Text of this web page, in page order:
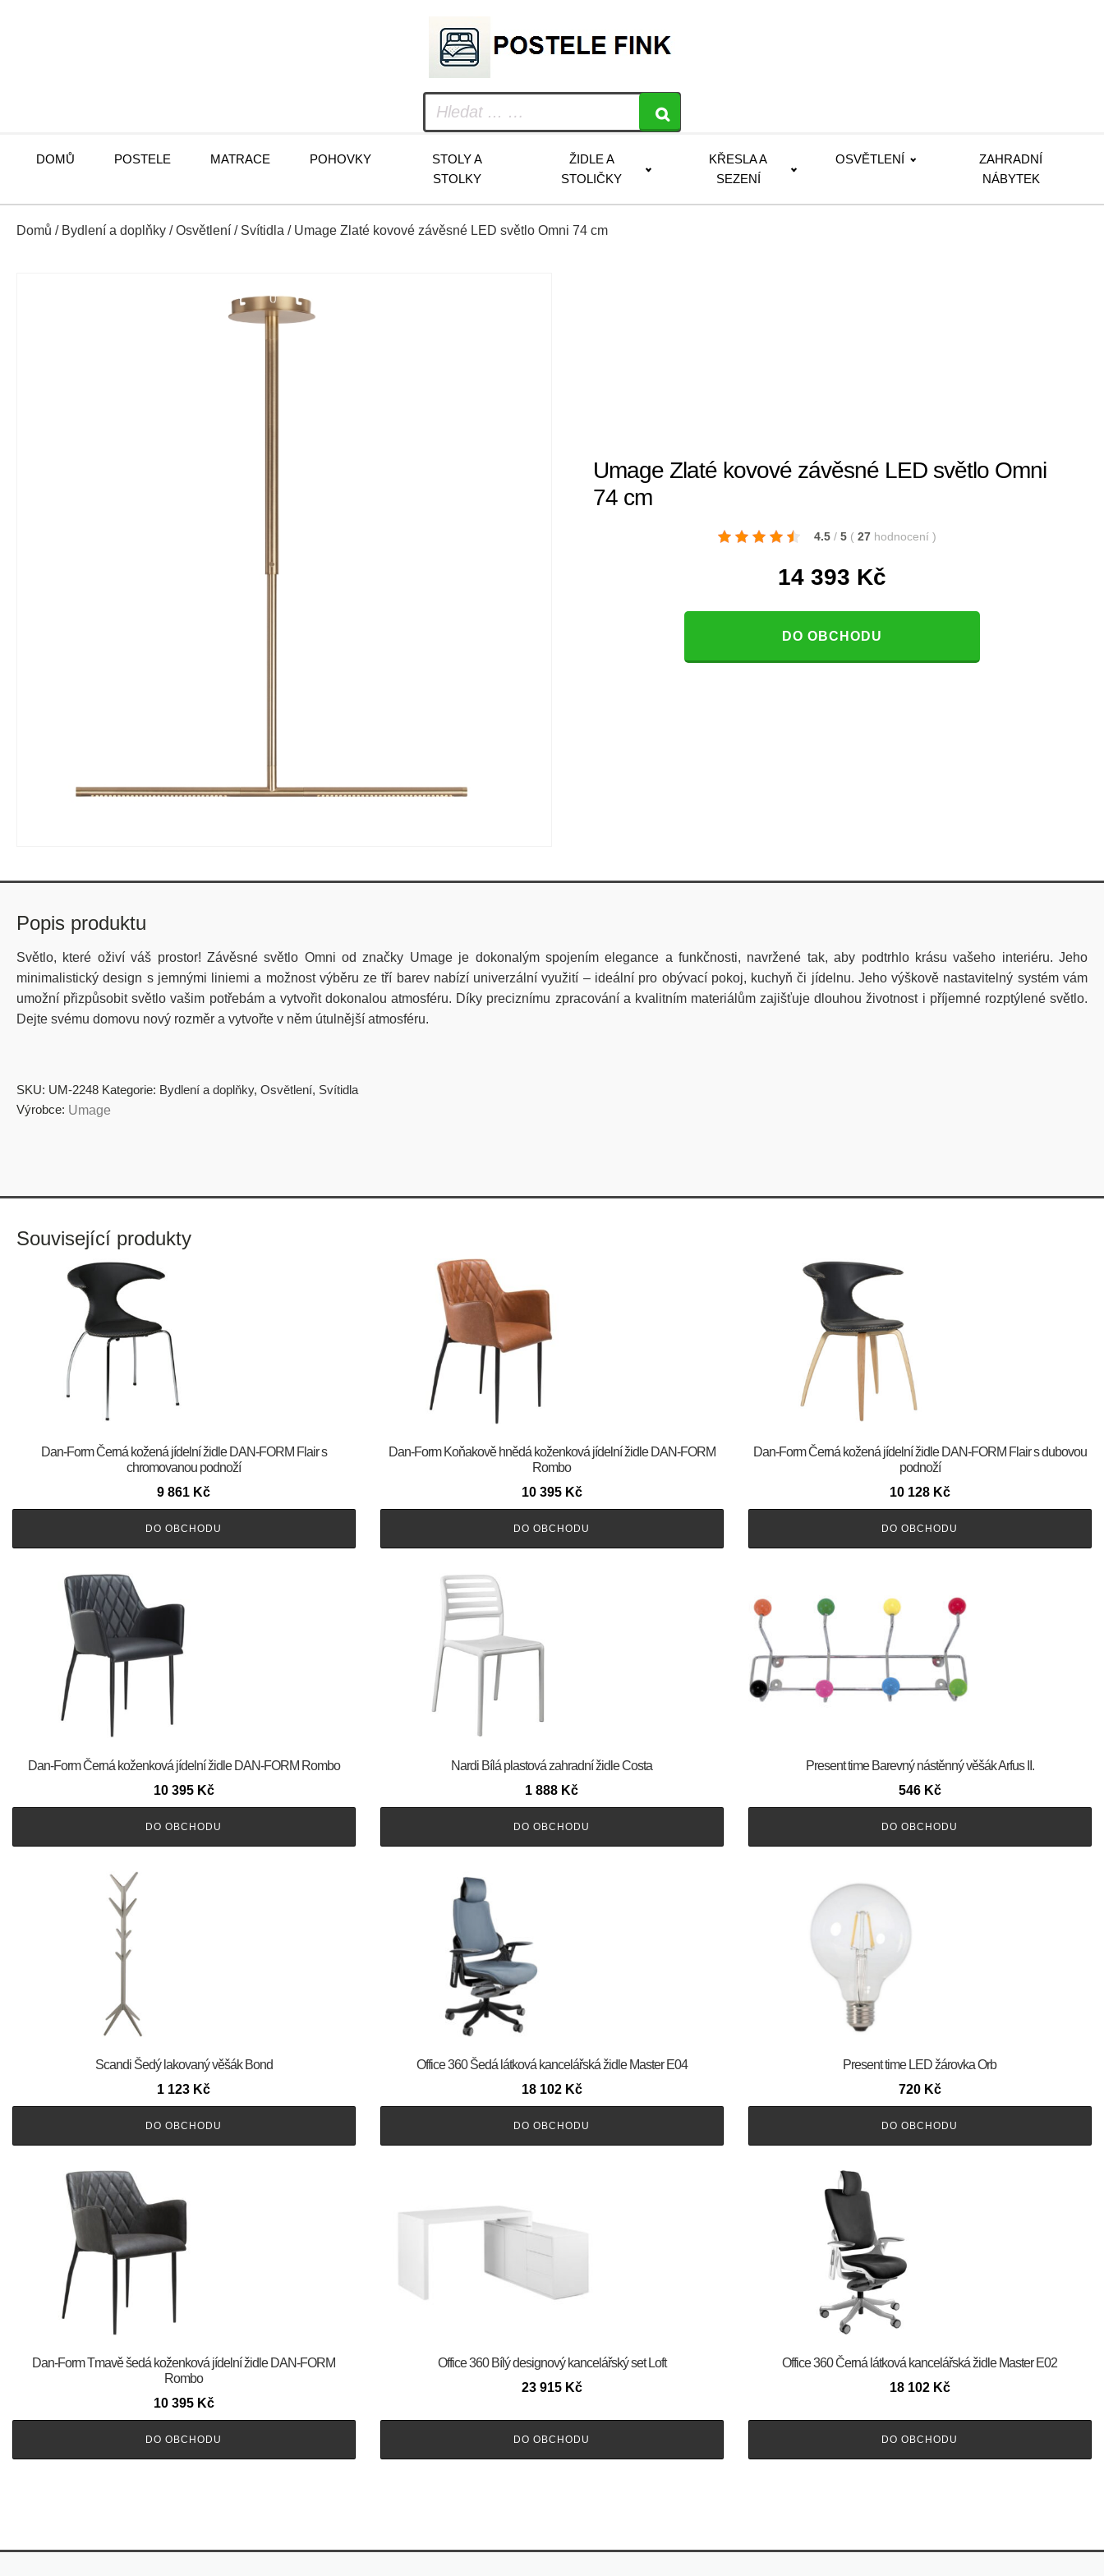
DOMŮ POSTELE MATRACE POHOVKY
STOLY A
STOLKY
ŽIDLE A
STOLIČKY
KŘESLA A
SEZENÍ
OSVĚTLENÍ
ZAHRADNÍ
NÁBYTEK
Domů / Bydlení a doplňky /Osvětlení / Svítidla / Umage Zlaté kovové závěsné LED světlo Omni 74 cm
Umage Zlaté kovové závěsné LED světlo Omni
74 cm
4.5 / 5 ( 27 hodnocení )
14 393 Kč
DO OBCHODU
Popis produktu
Světlo, které oživí váš prostor! Závěsné světlo Omni od značky Umage je dokonalým spojením elegance a funkčnosti, navržené tak, aby podtrhlo krásu vašeho interiéru. Jeho
minimalistický design s jemnými liniemi a možnost výběru ze tří barev nabízí univerzální využití – ideální pro obývací pokoj, kuchyň či jídelnu. Jeho výškově nastavitelný systém vám
umožní přizpůsobit světlo vašim potřebám a vytvořit dokonalou atmosféru. Díky preciznímu zpracování a kvalitním materiálům zajišťuje dlouhou životnost i příjemné rozptýlené světlo.
Dejte svému domovu nový rozměr a vytvořte v něm útulnější atmosféru.
SKU: UM-2248 Kategorie: Bydlení a doplňky, Osvětlení, Svítidla
Výrobce: Umage
Související produkty
​​​​​Dan-Form Černá kožená jídelní židle DAN-FORM Flair s
chromovanou podnoží
9 861 Kč
DO OBCHODU
​​​​​Dan-Form Koňakově hnědá koženková jídelní židle DAN-FORM
Rombo
10 395 Kč
DO OBCHODU
​​​​​Dan-Form Černá kožená jídelní židle DAN-FORM Flair s dubovou
podnoží
10 128 Kč
DO OBCHODU
​​​​​Dan-Form Černá koženková jídelní židle DAN-FORM Rombo
10 395 Kč
DO OBCHODU
Nardi Bílá plastová zahradní židle Costa
1 888 Kč
DO OBCHODU
Present time Barevný nástěnný věšák Arfus II.
546 Kč
DO OBCHODU
Scandi Šedý lakovaný věšák Bond
1 123 Kč
DO OBCHODU
Office 360 Šedá látková kancelářská židle Master E04
18 102 Kč
DO OBCHODU
Present time LED žárovka Orb
720 Kč
DO OBCHODU
​​​​​Dan-Form Tmavě šedá koženková jídelní židle DAN-FORM
Rombo
10 395 Kč
DO OBCHODU
Office 360 Bílý designový kancelářský set Loft
23 915 Kč
DO OBCHODU
Office 360 Černá látková kancelářská židle Master E02
18 102 Kč
DO OBCHODU